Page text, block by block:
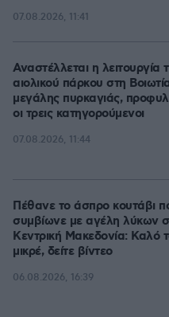
07.08.2026, 11:41
Αναστέλλεται η λειτουργία
αιολικού πάρκου στη
μεγάλης πυρκαγιάς,
οι τρεις κατηγορούμενοι
07.08.2026, 11:44
Πέθανε το άσπρο κουτάβι
συμβίωνε με αγέλη λύκων
Κεντρική Μακεδονία: Καλό
μικρέ, δείτε βίντεο
06.08.2026, 16:39